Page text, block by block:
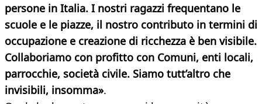
persone in Italia. I nostri ragazzi frequentano le
scuole e le piazze, il nostro contributo in termini di
occupazione e creazione di ricchezza è ben visibile.
Collaboriamo con profitto con Comuni, enti locali,
parrocchie, società civile. Siamo tutt’altro che
invisibili, insomma».